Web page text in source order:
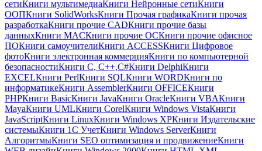
сетиКниги мультимедиаКниги Нейронные сетиКниги
ООПКниги SolidWorksКниги Прочая графикаКниги прочая
разработкаКниги прочие CADКниги прочие базы
данныхКниги MACКниги прочие ОСКниги прочие офисное
ПОКниги самоучителиКниги ACCESSКниги Цифровое
фотоКниги электронная коммерцияКниги по компьютерной
безопасностиКниги C, C++,С#Книги DelphiКниги
EXCELКниги PerlКниги SQLКниги WORDКниги по
информатикеКниги AssemblerКниги OFFICEКниги
PHPКниги BasicКниги JavaКниги OracleКниги VBAКниги
MayaКниги UMLКниги CorelКниги Windows VistaКниги
JavaScriptКниги LinuxКниги Windows XPКниги Издательские
системыКниги 1C УчетКниги Windows ServerКниги
АлгоритмыКниги SEO оптимизация и продвижениеКниги